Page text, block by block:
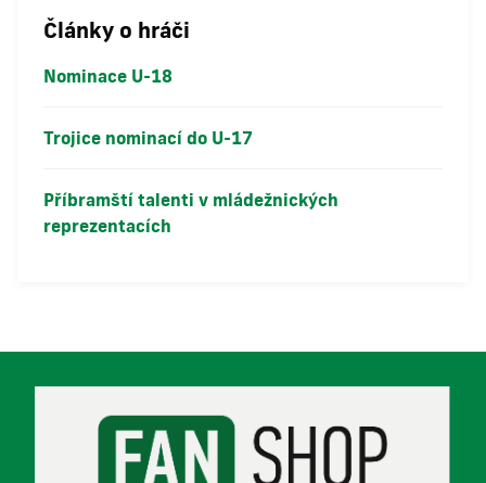
Články o hráči
Nominace U-18
Trojice nominací do U-17
Příbramští talenti v mládežnických
reprezentacích